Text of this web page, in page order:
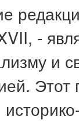
-
и
Этот